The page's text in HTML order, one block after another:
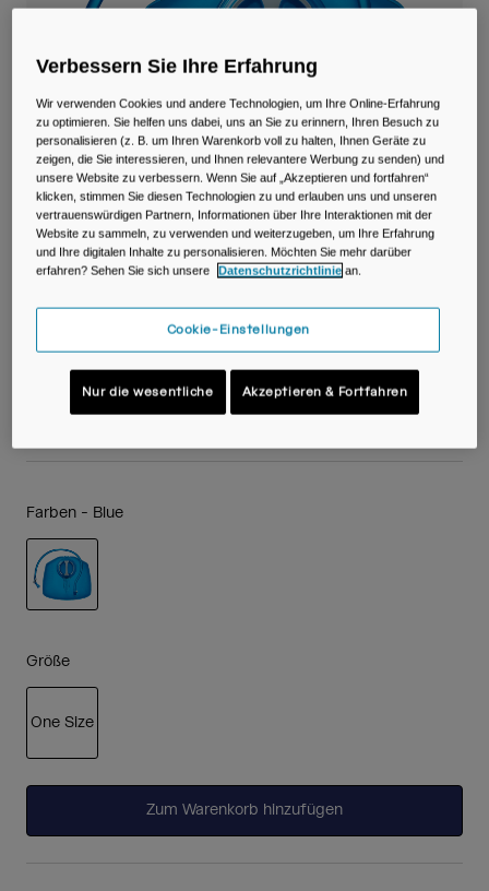
Fahrradtaschen
Trinkblasen
Zubehör
Crux® Lumbal 3L Reservoir
Artikelnr.38061-002-OS
€ 59,99
Farben - Blue
Größe
One Size
Zum Warenkorb hinzufügen
Verbessern Sie Ihre Erfahrung
Wir verwenden Cookies und andere Technologien, um Ihre Online-Erfahrung
zu optimieren. Sie helfen uns dabei, uns an Sie zu erinnern, Ihren Besuch zu
personalisieren (z. B. um Ihren Warenkorb voll zu halten, Ihnen Geräte zu
zeigen, die Sie interessieren, und Ihnen relevantere Werbung zu senden) und
unsere Website zu verbessern. Wenn Sie auf „Akzeptieren und fortfahren“
klicken, stimmen Sie diesen Technologien zu und erlauben uns und unseren
vertrauenswürdigen Partnern, Informationen über Ihre Interaktionen mit der
Website zu sammeln, zu verwenden und weiterzugeben, um Ihre Erfahrung
und Ihre digitalen Inhalte zu personalisieren. Möchten Sie mehr darüber
erfahren? Sehen Sie sich unsere
Datenschutzrichtlinie an.
Cookie-Einstellungen
Nur die wesentliche Akzeptieren & Fortfahren